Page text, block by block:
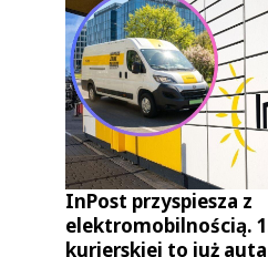
InPost przyspiesza z
elektromobilnością.
kurierskiej to już